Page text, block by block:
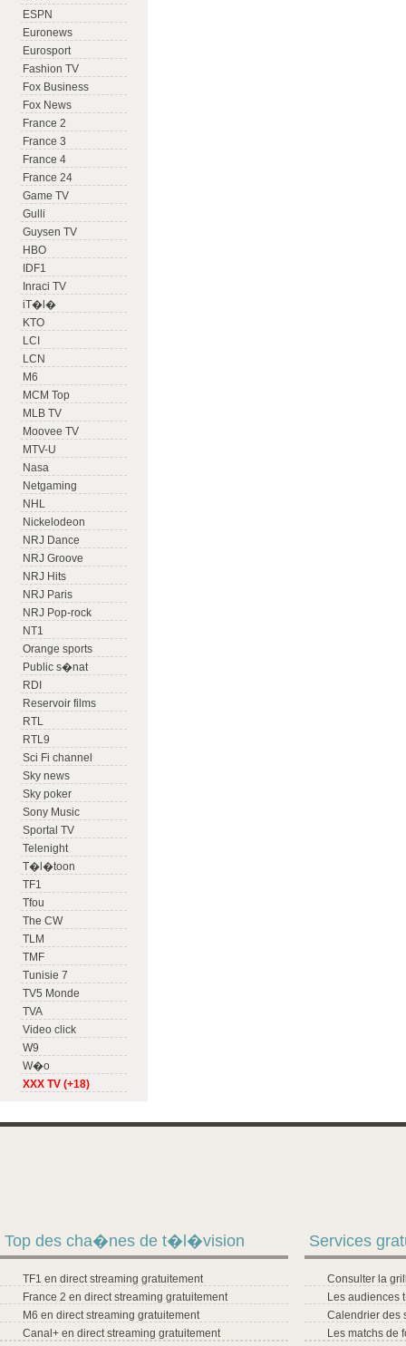
ESPN
Euronews
Eurosport
Fashion TV
Fox Business
Fox News
France 2
France 3
France 4
France 24
Game TV
Gulli
Guysen TV
HBO
IDF1
Inraci TV
iT�l�
KTO
LCI
LCN
M6
MCM Top
MLB TV
Moovee TV
MTV-U
Nasa
Netgaming
NHL
Nickelodeon
NRJ Dance
NRJ Groove
NRJ Hits
NRJ Paris
NRJ Pop-rock
NT1
Orange sports
Public s�nat
RDI
Reservoir films
RTL
RTL9
Sci Fi channel
Sky news
Sky poker
Sony Music
Sportal TV
Telenight
T�l�toon
TF1
Tfou
The CW
TLM
TMF
Tunisie 7
TV5 Monde
TVA
Video click
W9
W�o
XXX TV (+18)
Top des cha�nes de t�l�vision
TF1 en direct streaming gratuitement
France 2 en direct streaming gratuitement
M6 en direct streaming gratuitement
Canal+ en direct streaming gratuitement
Services
Consulter la
Les
Calendrier des
Les matchs de